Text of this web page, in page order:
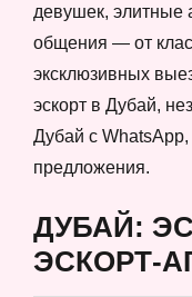
девушек, элитные
общения — от
эксклюзивных
эскорт в Дубай,
Дубай с
предложения.
ДУБАЙ:
ЭСКОРТ-